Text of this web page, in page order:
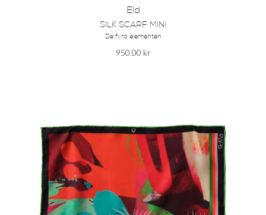
Eld
SILK SCARF MINI
De fyra elementen
950.00 kr